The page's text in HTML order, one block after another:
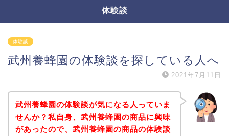
体験談
体験談
武州養蜂園の体験談を探している人へ
2021年7月11日
武州養蜂園の体験談が気になる人っていま
せんか？私自身、武州養蜂園の商品に興味
があったので、武州養蜂園の商品の体験談